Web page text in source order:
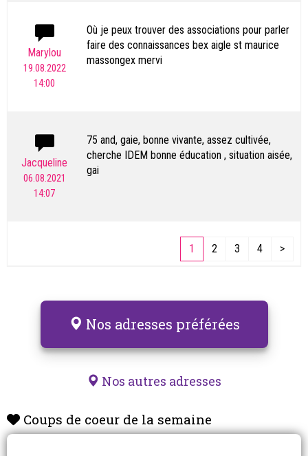
Marylou
19.08.2022
14:00
Où je peux trouver des associations pour parler
faire des connaissances bex aigle st maurice
massongex mervi
Jacqueline
06.08.2021
14:07
75 and, gaie, bonne vivante, assez cultivée,
cherche IDEM bonne éducation , situation aisée,
gai
1 2 3 4 >
Nos adresses préférées
Nos autres adresses
Coups de coeur de la semaine